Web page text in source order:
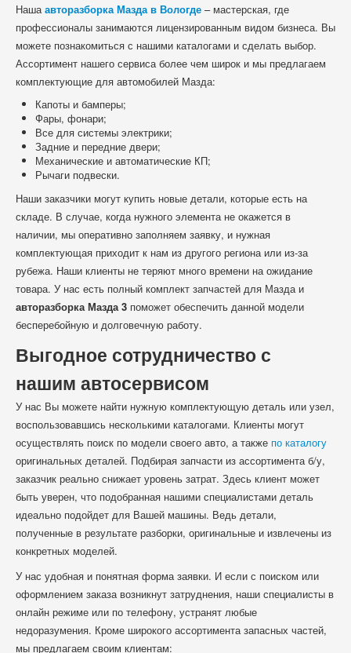
Нашаавторазборка Мазда в Вологде – мастерская, где
профессионалы занимаются лицензированным видом бизнеса. Вы
можете познакомиться с нашими каталогами и сделать выбор.
Ассортимент нашего сервиса более чем широк и мы предлагаем
комплектующие для автомобилей Мазда:
Капоты и бамперы;
Фары, фонари;
Все для системы электрики;
Задние и передние двери;
Механические и автоматические КП;
Рычаги подвески.
Наши заказчики могут купить новые детали, которые есть на
складе. В случае, когда нужного элемента не окажется в
наличии, мы оперативно заполняем заявку, и нужная
комплектующая приходит к нам из другого региона или из-за
рубежа. Наши клиенты не теряют много времени на ожидание
товара. У нас есть полный комплект запчастей для Мазда и
авторазборка Мазда 3 поможет обеспечить данной модели
бесперебойную и долговечную работу.
Выгодное сотрудничество с
нашим автосервисом
У нас Вы можете найти нужную комплектующую деталь или узел,
воспользовавшись несколькими каталогами. Клиенты могут
осуществлять поиск по модели своего авто, а также по каталогу
оригинальных деталей. Подбирая запчасти из ассортимента б/у,
заказчик реально снижает уровень затрат. Здесь клиент может
быть уверен, что подобранная нашими специалистами деталь
идеально подойдет для Вашей машины. Ведь детали,
полученные в результате разборки, оригинальные и извлечены из
конкретных моделей.
У нас удобная и понятная форма заявки. И если с поиском или
оформлением заказа возникнут затруднения, наши специалисты в
онлайн режиме или по телефону, устранят любые
недоразумения. Кроме широкого ассортимента запасных частей,
мы предлагаем своим клиентам: